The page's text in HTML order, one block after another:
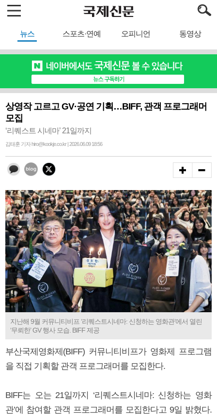
뉴스 스포츠·연예 오피니언 동영상
상영작 고르고 GV·공연 기획…BIFF, 관객 프로그래머
모집
‘리퀘스트 시네마’ 21일까지
김태훈 기자 hiro@kookje.co.kr | 2026.06.09 18:56
지난해 9월 커뮤니티비프 ‘리퀘스트시네마: 신청하는 영화관’에서 열린
‘무뢰한’ GV 행사 모습. BIFF 제공
부산국제영화제(BIFF) 커뮤니티비프가 영화제 프로그램
을 직접 기획할 관객 프로그래머를 모집한다.
BIFF는 오는 21일까지 ‘리퀘스트시네마: 신청하는 영화
관’에 참여할 관객 프로그래머를 모집한다고 9일 밝혔다.